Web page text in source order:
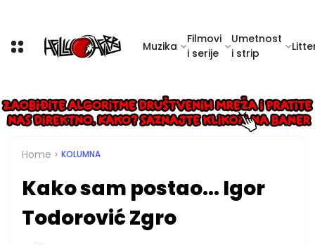
Muzika
Filmovi
i serije
Umetnost
i strip
Home KOLUMNA
Kako sam postao... Igor
Todorović Zgro